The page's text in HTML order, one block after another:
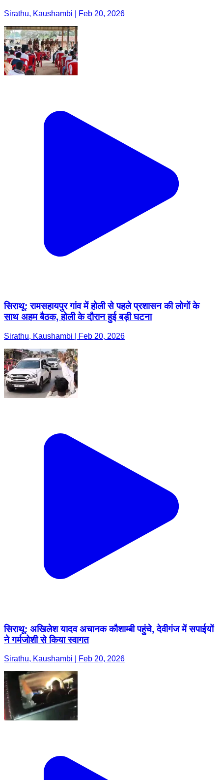
Sirathu, Kaushambi | Feb 20, 2026
सिराथू: रामसहायपुर गांव में होली से पहले प्रशासन की लोगों के
साथ अहम बैठक, होली के दौरान हुई बड़ी घटना
Sirathu, Kaushambi | Feb 20, 2026
सिराथू: अखिलेश यादव अचानक कौशाम्बी पहुंचे, देवीगंज में सपाईयों
ने गर्मजोशी से किया स्वागत
Sirathu, Kaushambi | Feb 20, 2026